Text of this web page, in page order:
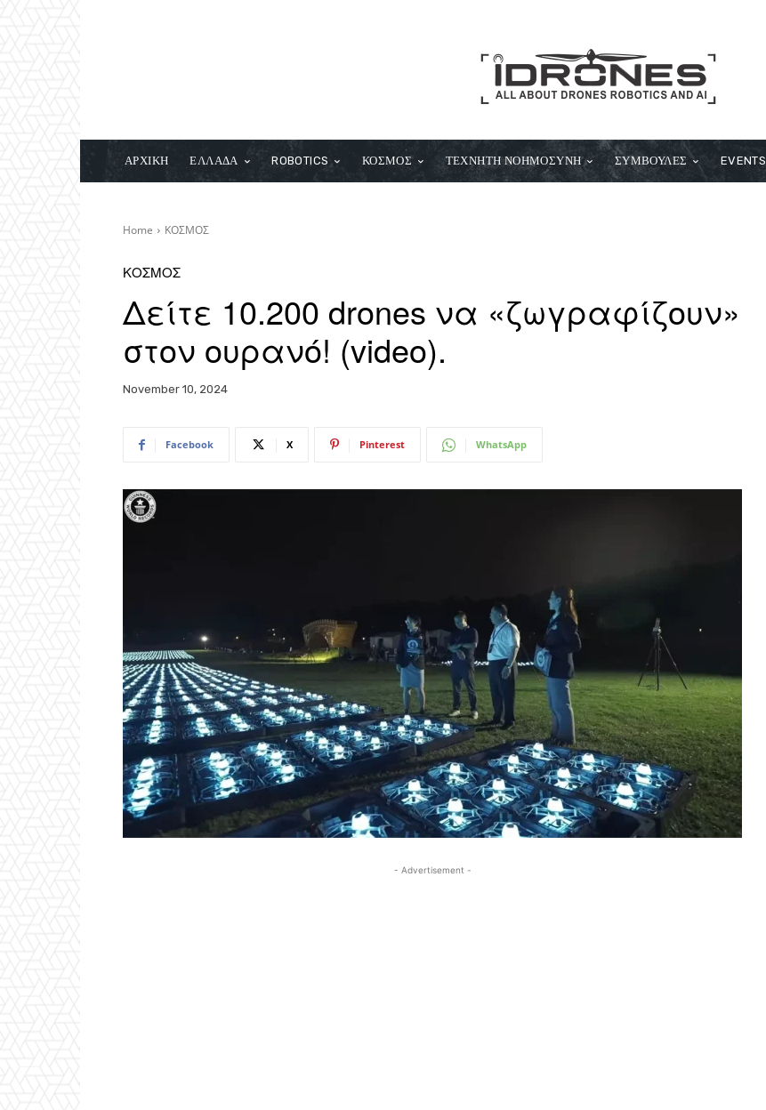
ΑΡΧΙΚΗ ΕΛΛΑΔΑ ROBOTICS ΚΟΣΜΟΣ ΤΕΧΝΗΤΗ ΝΟΗΜΟΣΥΝΗ ΣΥΜΒΟΥΛΕΣ EVENTS
Home ΚΟΣΜΟΣ
ΚΟΣΜΟΣ
Δείτε 10.200 drones να «ζωγραφίζουν»
στον ουρανό! (video).
November 10, 2024
Facebook X Pinterest WhatsApp
- Advertisement -